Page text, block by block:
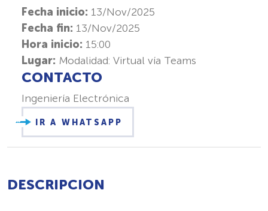
Fecha inicio: 13/Nov/2025
Fecha fin: 13/Nov/2025
Hora inicio: 15:00
Lugar: Modalidad: Virtual vía Teams
CONTACTO
Ingeniería Electrónica
IR A WHATSAPP
DESCRIPCION